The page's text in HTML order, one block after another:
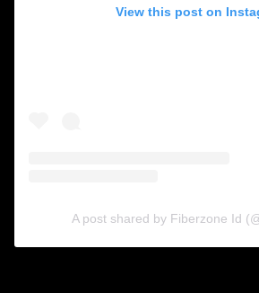
View this post on
A post shared by Fiberzone Id